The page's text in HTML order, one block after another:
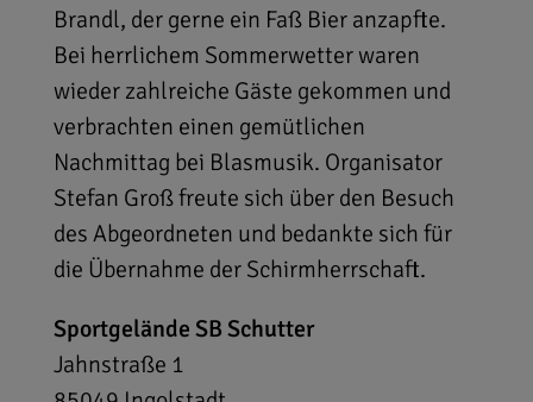
Brandl, der gerne ein Faß Bier anzapfte.
Bei herrlichem Sommerwetter waren
wieder zahlreiche Gäste gekommen und
verbrachten einen gemütlichen
Nachmittag bei Blasmusik. Organisator
Stefan Groß freute sich über den Besuch
des Abgeordneten und bedankte sich für
die Übernahme der Schirmherrschaft.
Sportgelände SB Schutter
Jahnstraße 1